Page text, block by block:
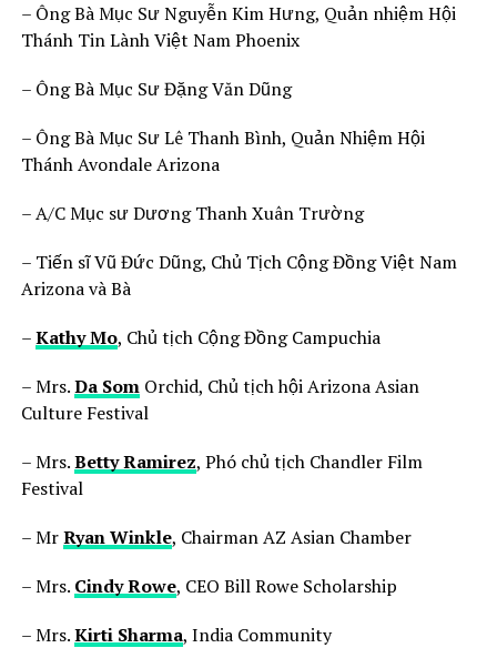
– Ông Bà Mục Sư Nguyễn Kim Hưng, Quản nhiệm Hội
Thánh Tin Lành Việt Nam Phoenix
– Ông Bà Mục Sư Đặng Văn Dũng
– Ông Bà Mục Sư Lê Thanh Bình, Quản Nhiệm Hội
Thánh Avondale Arizona
– A/C Mục sư Dương Thanh Xuân Trường
– Tiến sĩ Vũ Đức Dũng, Chủ Tịch Cộng Đồng Việt Nam
Arizona và Bà
–Kathy Mo, Chủ tịch Cộng Đồng Campuchia
– Mrs.Da SomOrchid, Chủ tịch hội Arizona Asian
Culture Festival
– Mrs.Betty Ramirez, Phó chủ tịch Chandler Film
Festival
– MrRyan Winkle, Chairman AZ Asian Chamber
– Mrs. Cindy Rowe, CEO Bill Rowe Scholarship
– Mrs.Kirti Sharma, India Community